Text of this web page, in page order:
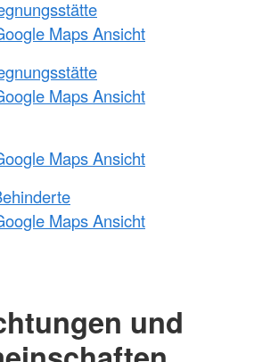
Maps Ansicht
Maps Ansicht
Maps Ansicht
Maps Ansicht
und